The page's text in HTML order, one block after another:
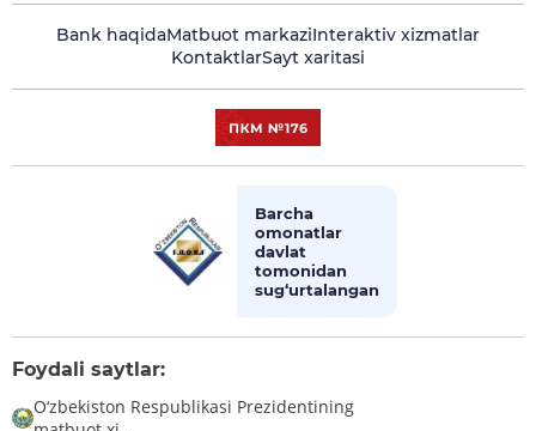
Bank haqidaMatbuot markaziInteraktiv xizmatlar
KontaktlarSayt xaritasi
Barcha
omonatlar
davlat
tomonidan
sug‘urtalangan
Foydali saytlar:
O‘zbekiston Respublikasi Prezidentining